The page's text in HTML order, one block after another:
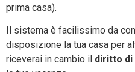
prima casa).
Il sistema è facilissimo da
disposizione la tua casa per
riceverai in cambio il diritto di